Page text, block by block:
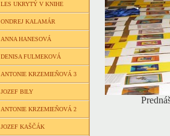
LES UKRYTÝ V KNIHE
ONDREJ KALAMÁR
ANNA HANESOVÁ
DENISA FULMEKOVÁ
ANTONIE KRZEMIEŇOVÁ 3
JOZEF BILY
ANTONIE KRZEMIEŇOVÁ 2
JOZEF KAŠČÁK